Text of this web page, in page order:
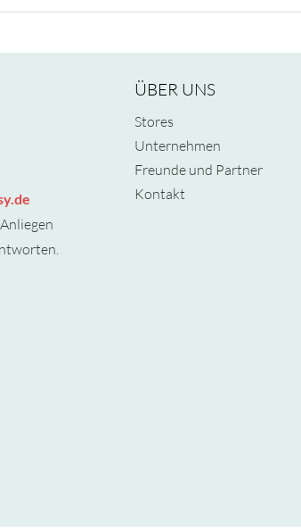
ÜBER UNS
Stores
Unternehmen
Freunde und Partner
Kontakt